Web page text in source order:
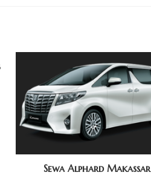
Sewa Alphard Makassar